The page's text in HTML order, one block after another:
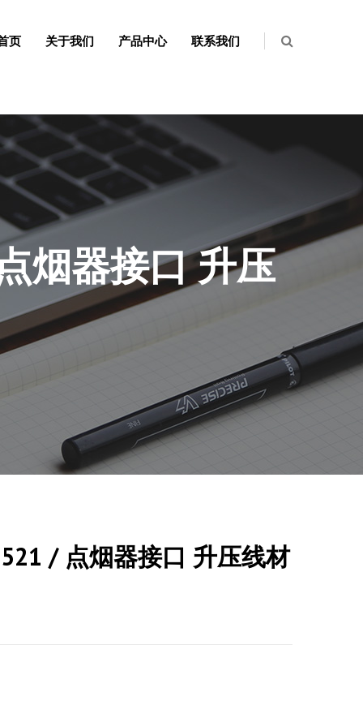
页 关于我们 产品中心 联系我们
烟器接口 升压
/ 点烟器接口 升压线材